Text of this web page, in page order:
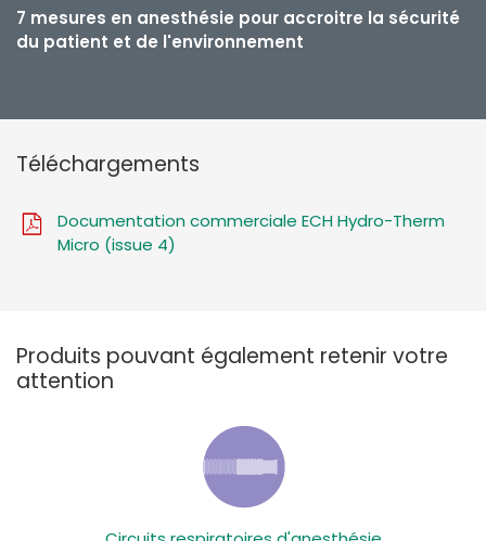
7 mesures en anesthésie pour accroitre la sécurité
du patient et de l'environnement
Téléchargements
Documentation commerciale ECH Hydro-Therm
Micro (issue 4)
Produits pouvant également retenir votre
attention